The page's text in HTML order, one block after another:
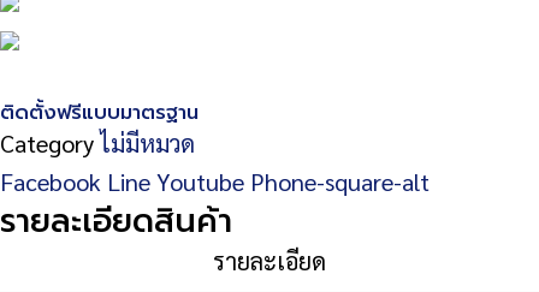
ติดตั้งฟรีแบบมาตรฐาน
Categoryไม่มีหมวด
Facebook LineYoutube Phone-square-alt
รายละเอียดสินค้า
รายละเอียด